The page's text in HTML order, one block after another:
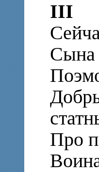
III
Сына
Про